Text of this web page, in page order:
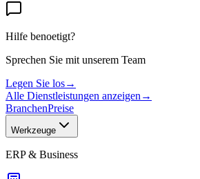
Hilfe benoetigt?
Sprechen Sie mit unserem Team
Legen Sie los→
Alle Dienstleistungen anzeigen →
BranchenPreise
Werkzeuge
ERP & Business